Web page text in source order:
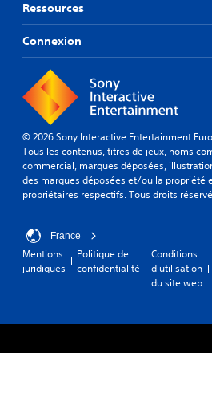
Ressources
Connexion
© 2026 Sony Interactive Entertainment
Tous les contenus, titres de jeux, noms
commercial, marques déposées,
des marques déposées et/ou la propriété
propriétaires respectifs. Tous droits
France
Mentions
juridiques
Politique de
confidentialité
Conditions
d'utilisation
du site web